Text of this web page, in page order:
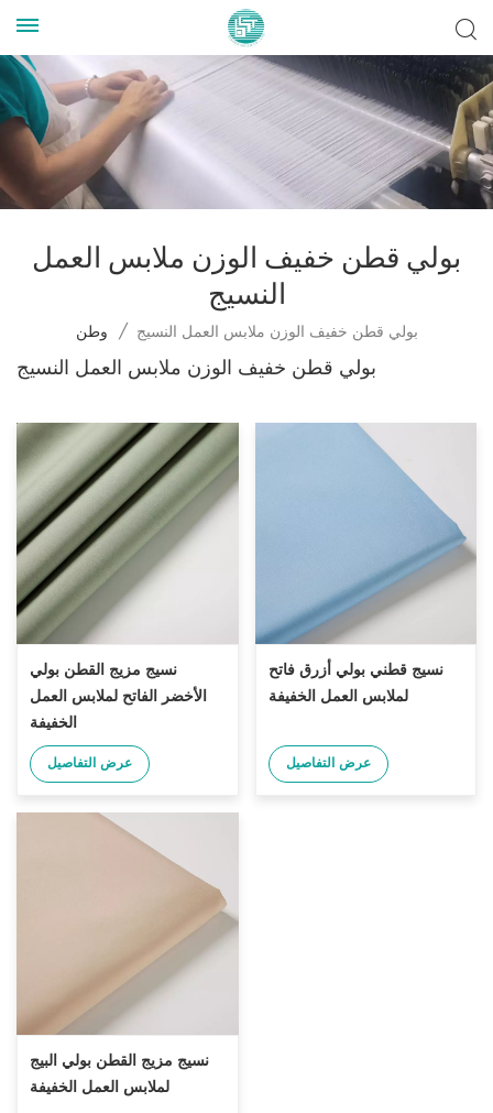
بولي قطن خفيف الوزن ملابس العمل
النسيج
وطن / بولي قطن خفيف الوزن ملابس العمل النسيج
بولي قطن خفيف الوزن ملابس العمل النسيج
نسيج مزيج القطن بولي
الأخضر الفاتح لملابس العمل
الخفيفة
عرض التفاصيل
نسيج قطني بولي أزرق فاتح
لملابس العمل الخفيفة
عرض التفاصيل
نسيج مزيج القطن بولي البيج
لملابس العمل الخفيفة